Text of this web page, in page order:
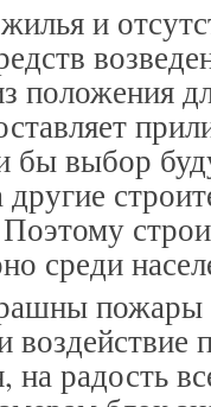
и
положения
бы выбор
среди
радость